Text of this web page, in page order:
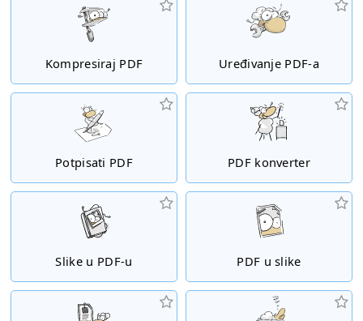
Kompresiraj PDF Uređivanje PDF-a
Potpisati PDF PDF konverter
Slike u PDF-u PDF u slike